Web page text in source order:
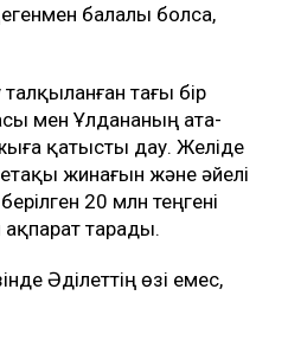
балалы болса,
тағы бір
мен Ұлдананың ата-
қатысты дау. Желіде
жинағын және әйелі
20 млн теңгені
ақпарат тарады.
Әділеттің өзі емес,